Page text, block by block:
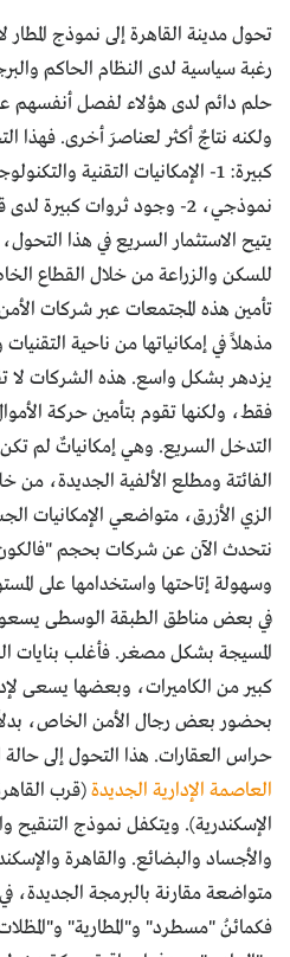
تحول مدينة القاهرة إلى نموذج
رغبة سياسية لدى النظام الحاكم
حلم دائم لدى هؤلاء لفصل أنفسهم
ولكنه نتاجٌ أكثر لعناصرَ أخرى. فهذا
كبيرة: 1- الإمكانيات التقنية
نموذجي، 2- وجود ثروات
يتيح الاستثمار السريع في هذا
تأمين هذه المجتمعات عبر شركات
مذهلاً في إمكانياتها من ناحية
يزدهر بشكل واسع. هذه الشركات لا
فقط، ولكنها تقوم بتأمين حركة
التدخل السريع. وهي إمكانياتٌ لم تكن
الفائتة ومطلع الألفية الجديدة، من
الزي الأزرق، متواضعي الإمكانيات
نتحدث الآن عن شركات بحجم
وسهولة إتاحتها واستخدامها على
في بعض مناطق الطبقة الوسطى
المسيجة بشكل مصغر. فأغلب
كبير من الكاميرات، وبعضها يسعى
بحضور بعض رجال الأمن الخاص، بدلاً
حراس العقارات. هذا التحول إلى
العاصمة الإدارية الجديدة(قرب
الإسكندرية). ويتكفل نموذج التنقيح
والأجساد والبضائع. والقاهرة
متواضعة مقارنة بالبرمجة
فكمائنُ "مسطرد" و"المطارية"